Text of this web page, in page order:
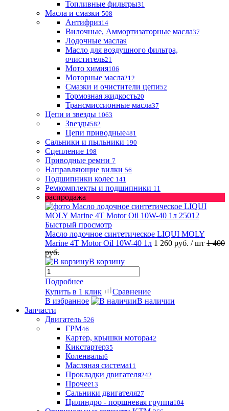
Топливные фильтры31
Масла и смазки 508
Антифриз14
Вилочные, Аммортизаторные масла37
Лодочные масла9
Масло для воздушного фильтра,
очиститель21
Мото химия106
Моторные масла212
Смазки и очистители цепи52
Тормозная жидкость20
Трансмиссионные масла37
Цепи и звезды 1063
Звезды582
Цепи приводные481
Сальники и пыльники 190
Сцепление 198
Приводные ремни 7
Направляющие вилки 56
Подшипники колес 141
Ремкомплекты и подшипники 11
распродажа
Быстрый просмотр
Масло лодочное синтетическое LIQUI MOLY
Marine 4T Motor Oil 10W-40 1л 1 260 руб. / шт 1 400
руб.
В корзину
Подробнее
Купить в 1 клик
Сравнение
В избранное
В наличии
Запчасти
Двигатель 526
ГРМ46
Картер, крышки мотора42
Кикстартер35
Коленвалы6
Масляная система11
Прокладки двигателя242
Прочее13
Сальники двигателя27
Цилиндро - поршневая группа104